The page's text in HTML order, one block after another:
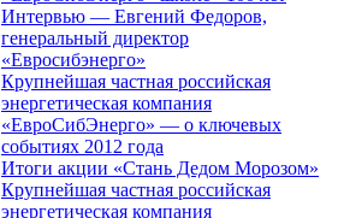
Интервью — Евгений Федоров,
генеральный директор
«Евросибэнерго»
Крупнейшая частная российская
энергетическая компания
«ЕвроСибЭнерго» — о ключевых
событиях 2012 года
Итоги акции «Стань Дедом Морозом»
Крупнейшая частная российская
энергетическая компания